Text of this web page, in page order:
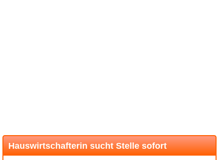
Hauswirtschafterin sucht Stelle sofort